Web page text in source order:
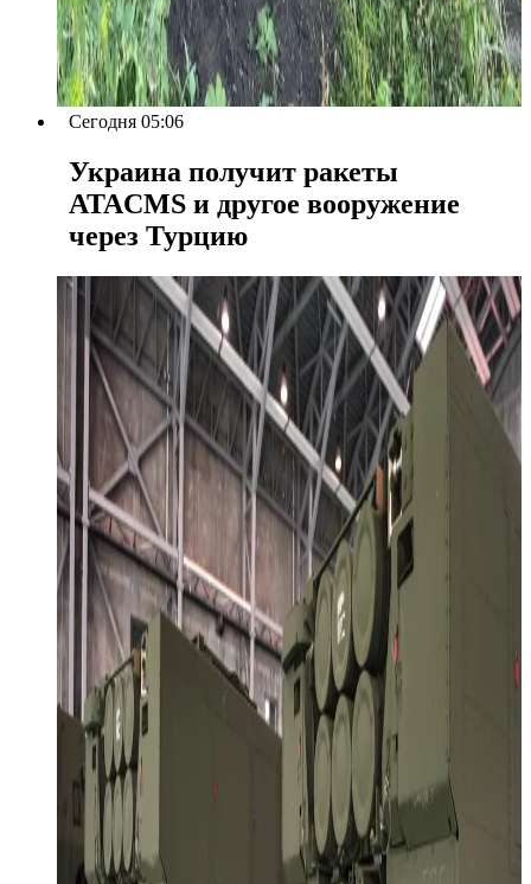
Сегодня 05:06
Украина получит ракеты
ATACMS и другое вооружение
через Турцию